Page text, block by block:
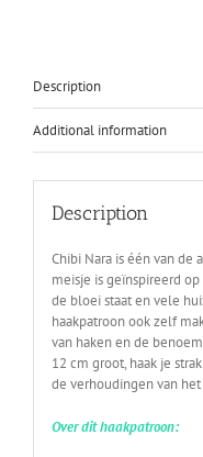
Description
Additional information
Description
Chibi Nara is één van de
meisje is geïnspireerd
de bloei staat en vele
haakpatroon ook zelf
van haken en de
12 cm groot, haak je
de verhoudingen van
Over dithaakpatroon: